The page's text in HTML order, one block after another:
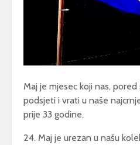
Maj je mjesec koji nas,
podsjeti i vrati u naše
prije 33 godine.
24. Maj je urezan u našu